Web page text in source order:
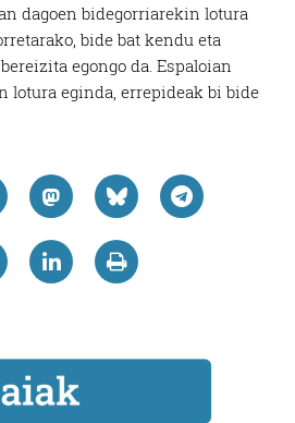
dagoen bidegorriarekin lotura
bide bat kendu eta
egongo da. Espaloian
lotura eginda, errepideak bi bide